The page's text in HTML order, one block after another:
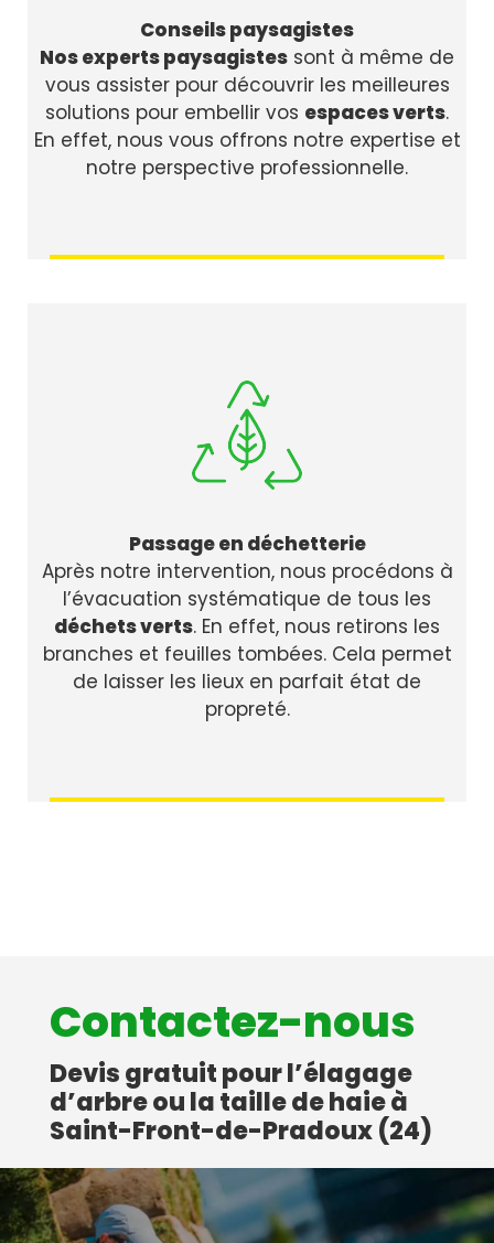
Conseils paysagistes
Nos experts paysagistes sont à même de
vous assister pour découvrir les meilleures
solutions pour embellir vos espaces verts.
En effet, nous vous offrons notre expertise et
notre perspective professionnelle.
Passage en déchetterie
Après notre intervention, nous procédons à
l’évacuation systématique de tous les
déchets verts. En effet, nous retirons les
branches et feuilles tombées. Cela permet
de laisser les lieux en parfait état de
propreté.
Contactez-nous
Devis gratuit pour l’élagage
d’arbre ou la taille de haie à
Saint-Front-de-Pradoux (24)